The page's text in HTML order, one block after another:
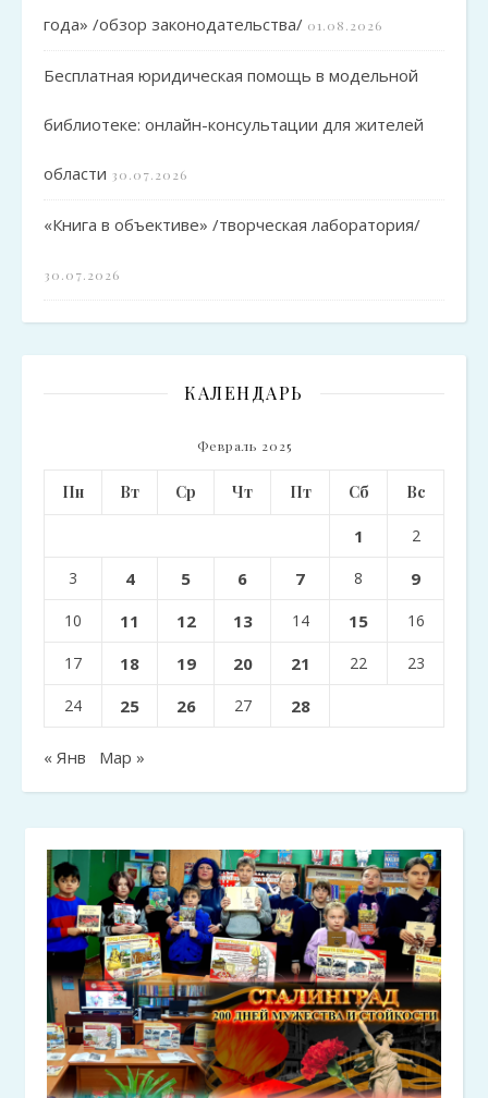
года» /обзор законодательства/ 01.08.2026
Бесплатная юридическая помощь в модельной
библиотеке: онлайн-консультации для жителей
области 30.07.2026
«Книга в объективе» /творческая лаборатория/
30.07.2026
КАЛЕНДАРЬ
Февраль 2025
Пн Вт Ср Чт Пт Сб Вс
1 2
3 4 5 6 7 8 9
10 11 12 13 14 15 16
17 18 19 20 21 22 23
24 25 26 27 28
« Янв Мар »